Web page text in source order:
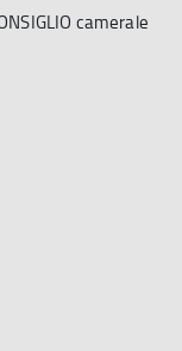
camerale